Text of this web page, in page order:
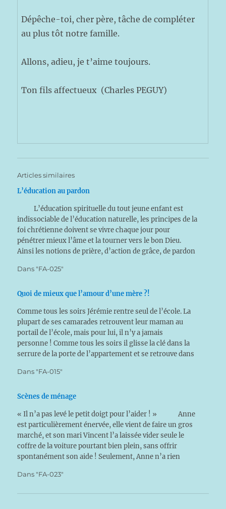
Dépêche-toi, cher père, tâche de compléter
au plus tôt notre famille.
Allons, adieu, je t’aime toujours.
Ton fils affectueux (Charles PEGUY)
Articles similaires
L’éducation au pardon
L’éducation spirituelle du tout jeune enfant est
indissociable de l’éducation naturelle, les principes de la
foi chrétienne doivent se vivre chaque jour pour
pénétrer mieux l’âme et la tourner vers le bon Dieu.
Ainsi les notions de prière, d’action de grâce, de pardon
Dans "FA-025"
Quoi de mieux que l’amour d’une mère ?!
Comme tous les soirs Jérémie rentre seul de l’école. La
plupart de ses camarades retrouvent leur maman au
portail de l’école, mais pour lui, il n’y a jamais
personne ! Comme tous les soirs il glisse la clé dans la
serrure de la porte de l’appartement et se retrouve dans
Dans "FA-015"
Scènes de ménage
« Il n’a pas levé le petit doigt pour l’aider ! » Anne
est particulièrement énervée, elle vient de faire un gros
marché, et son mari Vincent l’a laissée vider seule le
coffre de la voiture pourtant bien plein, sans offrir
spontanément son aide ! Seulement, Anne n’a rien
Dans "FA-023"